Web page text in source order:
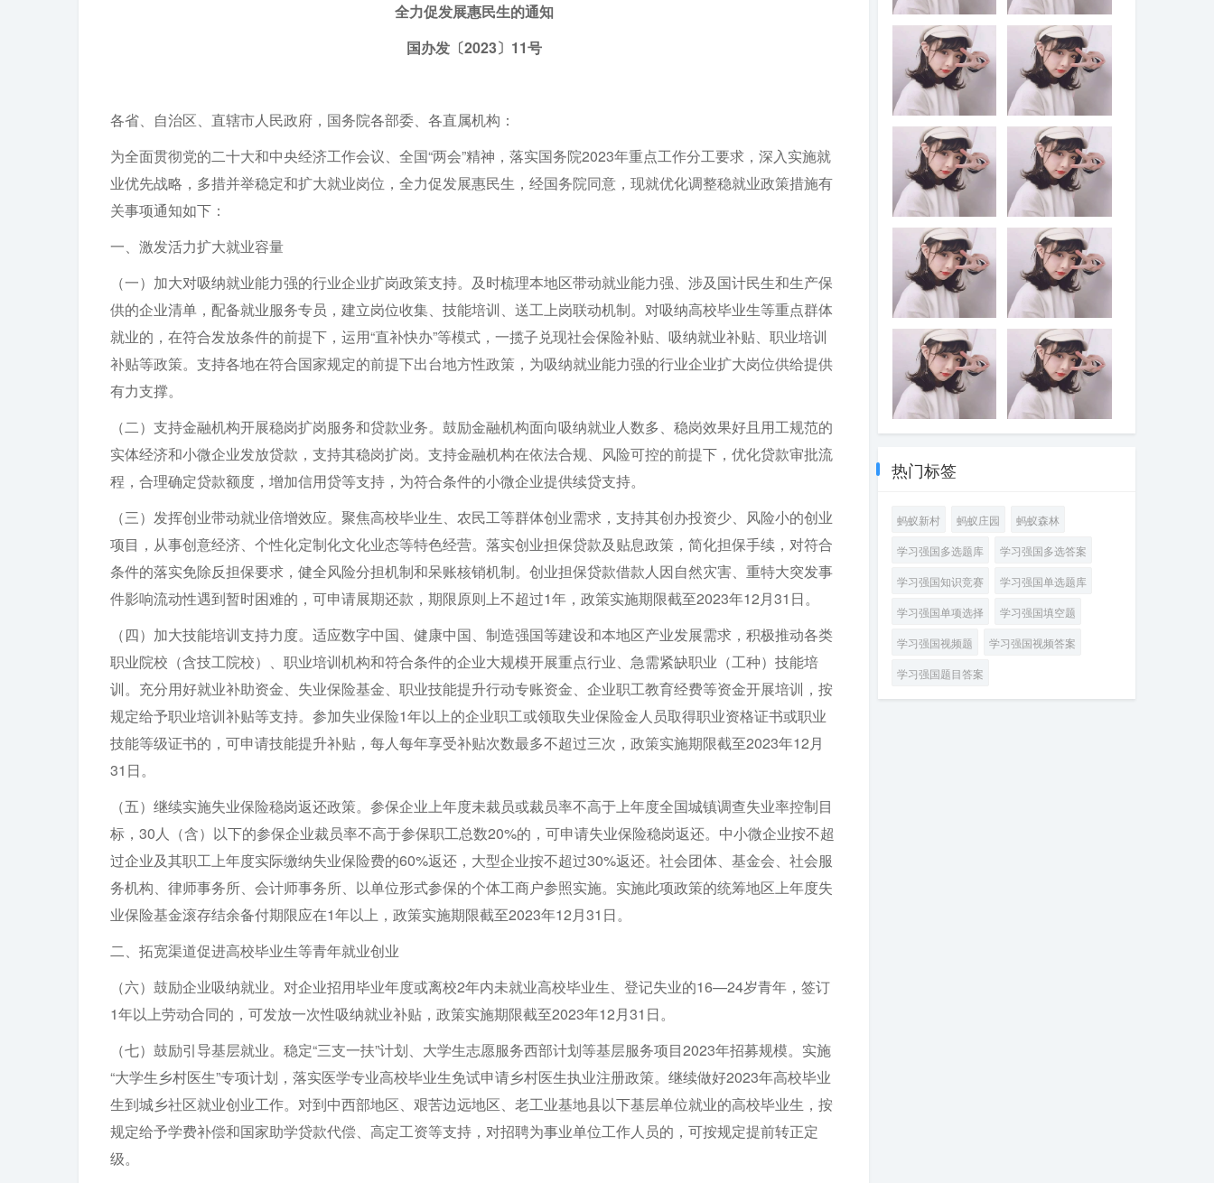
全力促发展惠民生的通知
国办发〔2023〕11号
各省、自治区、直辖市人民政府，国务院各部委、各直属机构：
为全面贯彻党的二十大和中央经济工作会议、全国“两会”精神，落实国务院2023年重点工作分工要求，深入实施就
业优先战略，多措并举稳定和扩大就业岗位，全力促发展惠民生，经国务院同意，现就优化调整稳就业政策措施有
关事项通知如下：
一、激发活力扩大就业容量
（一）加大对吸纳就业能力强的行业企业扩岗政策支持。及时梳理本地区带动就业能力强、涉及国计民生和生产保
供的企业清单，配备就业服务专员，建立岗位收集、技能培训、送工上岗联动机制。对吸纳高校毕业生等重点群体
就业的，在符合发放条件的前提下，运用“直补快办”等模式，一揽子兑现社会保险补贴、吸纳就业补贴、职业培训
补贴等政策。支持各地在符合国家规定的前提下出台地方性政策，为吸纳就业能力强的行业企业扩大岗位供给提供
有力支撑。
（二）支持金融机构开展稳岗扩岗服务和贷款业务。鼓励金融机构面向吸纳就业人数多、稳岗效果好且用工规范的
实体经济和小微企业发放贷款，支持其稳岗扩岗。支持金融机构在依法合规、风险可控的前提下，优化贷款审批流
程，合理确定贷款额度，增加信用贷等支持，为符合条件的小微企业提供续贷支持。
（三）发挥创业带动就业倍增效应。聚焦高校毕业生、农民工等群体创业需求，支持其创办投资少、风险小的创业
项目，从事创意经济、个性化定制化文化业态等特色经营。落实创业担保贷款及贴息政策，简化担保手续，对符合
条件的落实免除反担保要求，健全风险分担机制和呆账核销机制。创业担保贷款借款人因自然灾害、重特大突发事
件影响流动性遇到暂时困难的，可申请展期还款，期限原则上不超过1年，政策实施期限截至2023年12月31日。
（四）加大技能培训支持力度。适应数字中国、健康中国、制造强国等建设和本地区产业发展需求，积极推动各类
职业院校（含技工院校）、职业培训机构和符合条件的企业大规模开展重点行业、急需紧缺职业（工种）技能培
训。充分用好就业补助资金、失业保险基金、职业技能提升行动专账资金、企业职工教育经费等资金开展培训，按
规定给予职业培训补贴等支持。参加失业保险1年以上的企业职工或领取失业保险金人员取得职业资格证书或职业
技能等级证书的，可申请技能提升补贴，每人每年享受补贴次数最多不超过三次，政策实施期限截至2023年12月
31日。
（五）继续实施失业保险稳岗返还政策。参保企业上年度未裁员或裁员率不高于上年度全国城镇调查失业率控制目
标，30人（含）以下的参保企业裁员率不高于参保职工总数20%的，可申请失业保险稳岗返还。中小微企业按不超
过企业及其职工上年度实际缴纳失业保险费的60%返还，大型企业按不超过30%返还。社会团体、基金会、社会服
务机构、律师事务所、会计师事务所、以单位形式参保的个体工商户参照实施。实施此项政策的统筹地区上年度失
业保险基金滚存结余备付期限应在1年以上，政策实施期限截至2023年12月31日。
二、拓宽渠道促进高校毕业生等青年就业创业
（六）鼓励企业吸纳就业。对企业招用毕业年度或离校2年内未就业高校毕业生、登记失业的16—24岁青年，签订
1年以上劳动合同的，可发放一次性吸纳就业补贴，政策实施期限截至2023年12月31日。
（七）鼓励引导基层就业。稳定“三支一扶”计划、大学生志愿服务西部计划等基层服务项目2023年招募规模。实施
“大学生乡村医生”专项计划，落实医学专业高校毕业生免试申请乡村医生执业注册政策。继续做好2023年高校毕业
生到城乡社区就业创业工作。对到中西部地区、艰苦边远地区、老工业基地县以下基层单位就业的高校毕业生，按
规定给予学费补偿和国家助学贷款代偿、高定工资等支持，对招聘为事业单位工作人员的，可按规定提前转正定
级。
2023年国家网络
安全宣传周于9月
11日至17日在全
国范围内举办，
主题是“____”
从2023年起，国
家支持以“双一流”
建设高校为代表
的高水平高校选
拔专业成绩优秀
且乐教适教的学
生作为“____”研
究生，在强化学
科专业课程学习
的同时，系统学
习不少于26学分
的教师教育模块
课程（含参加教
育实践），通过
该计划研究生培
养吸引优秀人才
从教，为中小学
输送一批教育情
怀深厚、专业素
养卓越、教学基
本功扎实的优秀
教师
2023年9月10日
是我国第39个教
师节，主题是：
____
2023中国国际数
字经济博览会的
主题是“____”
1986年6月25
日，我国颁布了
第一部专门调整
土地关系的大
法，即《中华人
民共和国土地管
理法》。为了纪
念这一天，我国
决定将每年的6月
25日确定为全国
“土地日”。2023
年全国“土地日”的
主题是“____”
《中共中央关于
党的百年奋斗重
大成就和历史经
验的决议》指
出，党始终把解
决好“三农”问题作
为全党工作重中
之重，实施乡村
振兴战略，加快
推进农业农村现
代化，坚持藏粮
于地、藏粮于
技，实行最严格
的____制度，推
端在自己手中
2021年，国家葡
萄及葡萄酒产业
开放发展综合试
验区、中国（宁
夏）国际葡萄酒
文化旅游博览会
两个“国字号”平台
族自治区第十三
业之首，是宁夏
个千亿级产业
2022年5月发布的
《国务院办公厅
关于进一步做好
高校毕业生等青
年就业创业工作
的通知》指出，
支持高校毕业生
就业的，按规定
就业政策措施全
对企业招用毕业
未就业高校毕业
16一24岁青年，
签订1年以上劳动
合同的，可发放
____，政策实施
期限截至2023年
12月31日
热门标签
蚂蚁新村 蚂蚁庄园
蚂蚁森林
学习强国多选题库
学习强国多选答案
学习强国知识竞赛
学习强国单选题库
学习强国单项选择
学习强国填空题
学习强国视频题
学习强国视频答案
学习强国题目答案